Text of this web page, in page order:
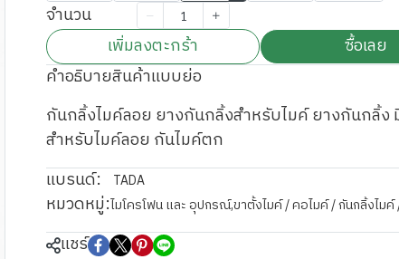
จำนวน
เพิ่มลงตะกร้า
ซื้อเลย
คำอธิบายสินค้าแบบย่อ
กันกลิ้งไมค์ลอย ยางกันกลิ้งสำหรับไมค์ ยางกันกลิ้ง
สำหรับไมค์ลอย กันไมค์ตก
แบรนด์:
TADA
หมวดหมู่:ไมโครโฟน และ อุปกรณ์,ขาตั้งไมค์ / คอไมค์ / กันกลิ้งไม
แชร์